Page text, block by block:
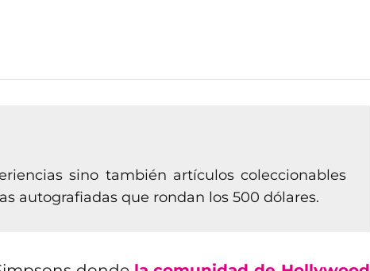
sino también artículos coleccionables
autografiadas que rondan los 500 dólares.